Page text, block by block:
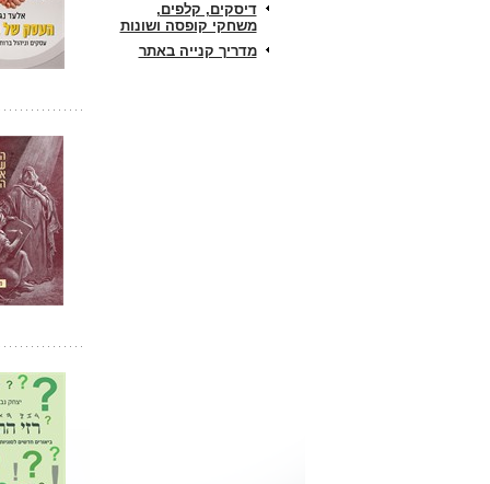
דיסקים, קלפים,
משחקי קופסה ושונות
מדריך קנייה באתר